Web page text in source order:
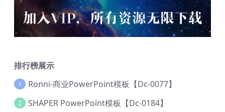
排行榜展示
1 Ronni-商业PowerPoint模板【Dc-0077】
2 SHAPER PowerPoint模板【Dc-0184】